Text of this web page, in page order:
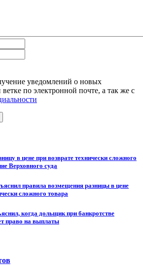
уведомлений о новых
по электронной почте, а так же с
в цене при возврате технически сложного
Верховного суда
правила возмещения разницы в цене
сложного товара
когда дольщик при банкротстве
право на выплаты